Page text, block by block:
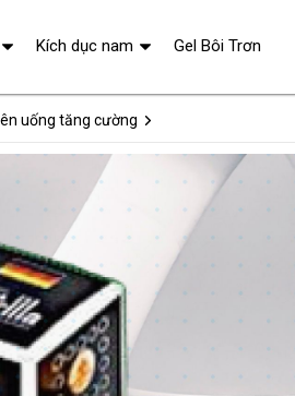
uống tăng cường
Kích dục nam Gel Bôi Trơn